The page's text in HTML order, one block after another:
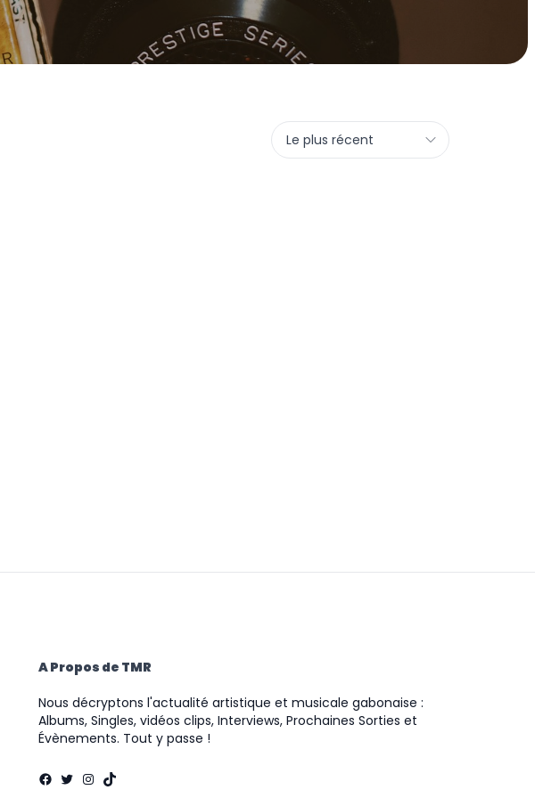
Le plus récent
A Propos de TMR
Nous décryptons l'actualité artistique et musicale gabonaise :
Albums, Singles, vidéos clips, Interviews, Prochaines Sorties et
Évènements. Tout y passe !
Facebook
Twitter
Instagram
TikTok